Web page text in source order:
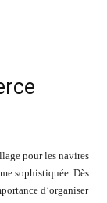
pour les navires
sophistiquée. Dès
d’organiser